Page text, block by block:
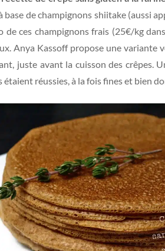
base de champignons shiitake (aussi
de ces champignons frais (25€/kg
Anya Kassoff propose une variante
juste avant la cuisson des crêpes.
étaient réussies, à la fois fines et bien